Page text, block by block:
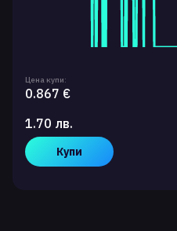
Цена купи:
0.867 €
1.70 лв.
Купи